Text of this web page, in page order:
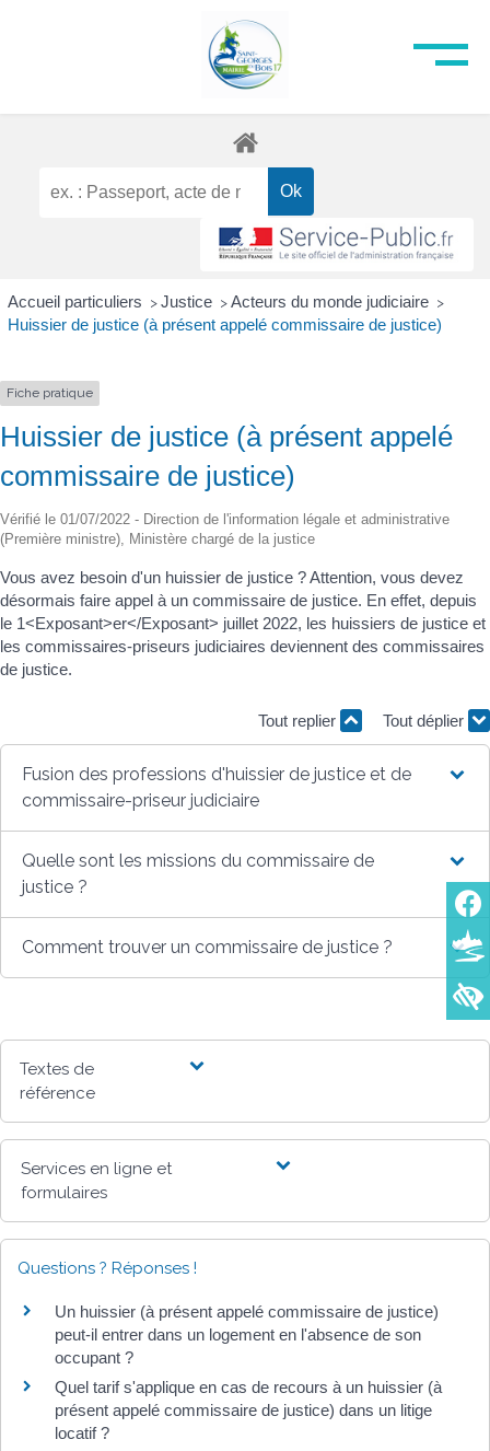
Accueil particuliers > Justice > Acteurs du monde judiciaire >
Huissier de justice (à présent appelé commissaire de justice)
Fiche pratique
Huissier de justice (à présent appelé
commissaire de justice)
Vérifié le 01/07/2022 - Direction de l'information légale et administrative
(Première ministre), Ministère chargé de la justice
Vous avez besoin d'un huissier de justice ? Attention, vous devez
désormais faire appel à un commissaire de justice. En effet, depuis
le 1<Exposant>er</Exposant> juillet 2022, les huissiers de justice et
les commissaires-priseurs judiciaires deviennent des commissaires
de justice.
Tout replier Tout déplier
Fusion des professions d'huissier de justice et de
commissaire-priseur judiciaire
Quelle sont les missions du commissaire de
justice ?
Comment trouver un commissaire de justice ?
Textes de
référence
Services en ligne et
formulaires
Questions ? Réponses !
Un huissier (à présent appelé commissaire de justice)
peut-il entrer dans un logement en l'absence de son
occupant ?
Quel tarif s'applique en cas de recours à un huissier (à
présent appelé commissaire de justice) dans un litige
locatif ?